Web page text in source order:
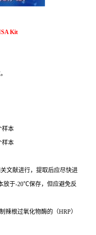
Kit
样本
样本
文献进行，提取后应尽快进
放于-20℃保存，但应避免反
辣根过氧化物酶的（HRP）